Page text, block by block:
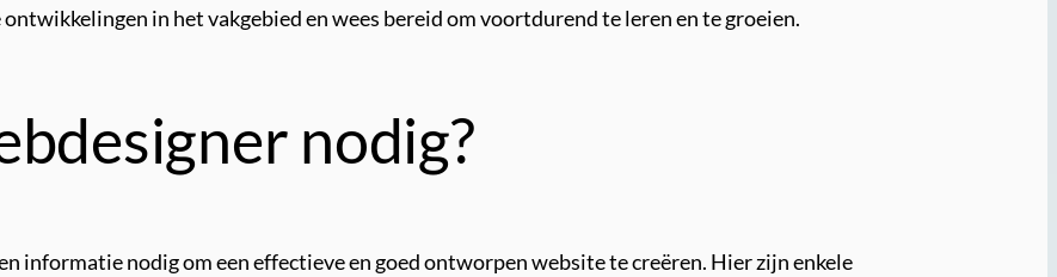
in het vakgebied en wees bereid om voortdurend te leren en te groeien.
nodig?
informatie nodig om een effectieve en goed ontworpen website te creëren. Hier zijn enkele